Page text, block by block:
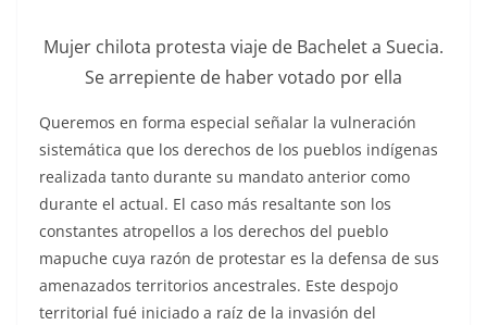
Mujer chilota protesta viaje de Bachelet a Suecia.
Se arrepiente de haber votado por ella
Queremos en forma especial señalar la vulneración
sistemática que los derechos de los pueblos indígenas
realizada tanto durante su mandato anterior como
durante el actual. El caso más resaltante son los
constantes atropellos a los derechos del pueblo
mapuche cuya razón de protestar es la defensa de sus
amenazados territorios ancestrales. Este despojo
territorial fué iniciado a raíz de la invasión del